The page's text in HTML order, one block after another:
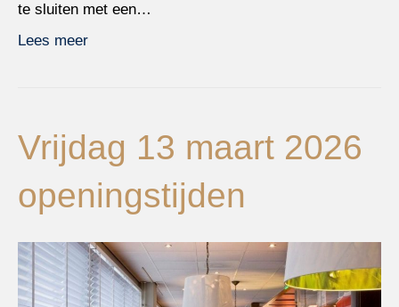
te sluiten met een…
Lees meer
Vrijdag 13 maart 2026
openingstijden